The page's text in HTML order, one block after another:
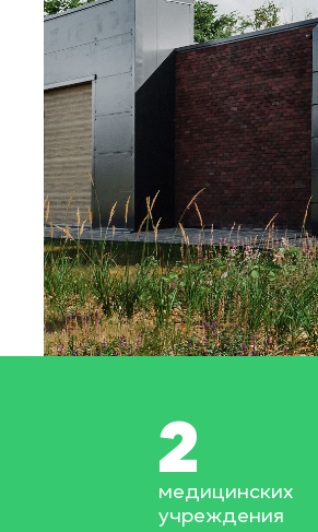
2
медицинских
учреждения